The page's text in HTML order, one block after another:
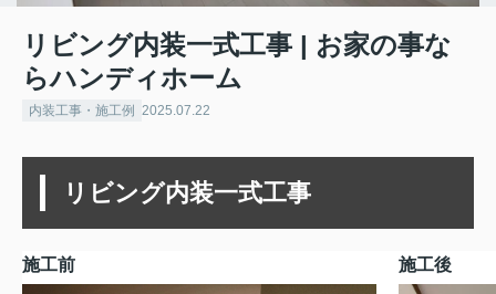
リビング内装一式工事 | お家の事な
らハンディホーム
内装工事・施工例 2025.07.22
リビング内装一式工事
施工前 施工後